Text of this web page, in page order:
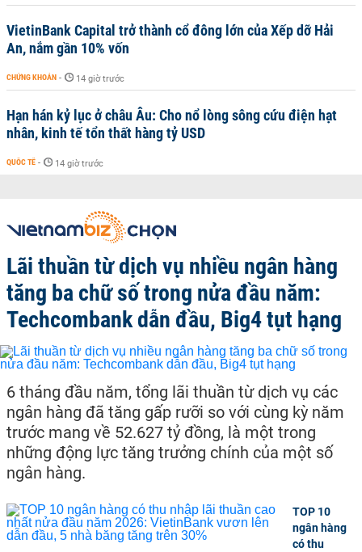
VietinBank Capital trở thành cổ đông lớn của Xếp dỡ Hải
An, nắm gần 10% vốn
CHỨNG KHOÁN - 14 giờ trước
Hạn hán kỷ lục ở châu Âu: Cho nổ lòng sông cứu điện hạt
nhân, kinh tế tổn thất hàng tỷ USD
QUỐC TẾ - 14 giờ trước
Lãi thuần từ dịch vụ nhiều ngân hàng
tăng ba chữ số trong nửa đầu năm:
Techcombank dẫn đầu, Big4 tụt hạng
6 tháng đầu năm, tổng lãi thuần từ dịch vụ các
ngân hàng đã tăng gấp rưỡi so với cùng kỳ năm
trước mang về 52.627 tỷ đồng, là một trong
những động lực tăng trưởng chính của một số
ngân hàng.
TOP 10
ngân hàng
có thu